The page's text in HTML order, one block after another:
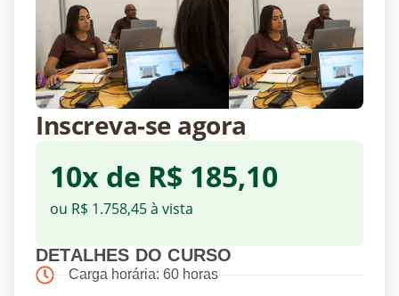
Inscreva-se agora
10x de R$ 185,10
ou R$ 1.758,45 à vista
DETALHES DO CURSO
Carga horária: 60 horas